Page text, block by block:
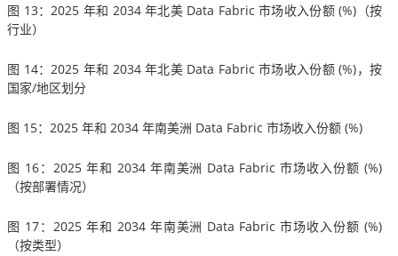
图 13：2025 年和 2034 年北美 Data Fabric 市场收入份额 (%)（按
行业）
图 14：2025 年和 2034 年北美 Data Fabric 市场收入份额 (%)，按
国家/地区划分
图 15：2025 年和 2034 年南美洲 Data Fabric 市场收入份额 (%)
图 16：2025 年和 2034 年南美洲 Data Fabric 市场收入份额 (%)
（按部署情况）
图 17：2025 年和 2034 年南美洲 Data Fabric 市场收入份额 (%)
（按类型）